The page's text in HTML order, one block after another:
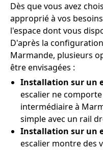
Dès que vous avez
approprié à vos
l'espace dont vous
D'après la
Marmande, plusieurs
être envisagées :
Installation sur un
escalier ne
intermédiaire à
simple avec un rail
Installation sur un
escalier montre des